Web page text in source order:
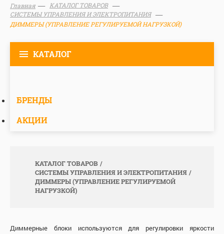
Главная
КАТАЛОГ ТОВАРОВ
СИСТЕМЫ УПРАВЛЕНИЯ И ЭЛЕКТРОПИТАНИЯ
ДИММЕРЫ (УПРАВЛЕНИЕ РЕГУЛИРУЕМОЙ НАГРУЗКОЙ)
КАТАЛОГ
БРЕНДЫ
АКЦИИ
КАТАЛОГ ТОВАРОВ
СИСТЕМЫ УПРАВЛЕНИЯ И ЭЛЕКТРОПИТАНИЯ
ДИММЕРЫ (УПРАВЛЕНИЕ РЕГУЛИРУЕМОЙ
НАГРУЗКОЙ)
Диммерные блоки используются для регулировки яркости